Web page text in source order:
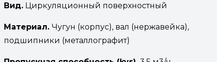
Вид. Циркуляционный поверхностный
Материал. Чугун (корпус), вал (нержавейка),
подшипники (металлографит)